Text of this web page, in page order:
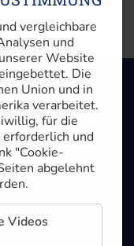
vergleichbare
und
Website
Die
Union und in
verarbeitet.
für die
und
"Cookie-
abgelehnt
Videos